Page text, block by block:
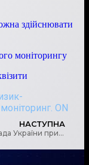
здійснювати
моніторингу
ON
НАСТУПНА
Верховна Рада України прийняла закон щодо подання відомостей про кінцевого бенефіціарного власника та структуру власності юридичної особи